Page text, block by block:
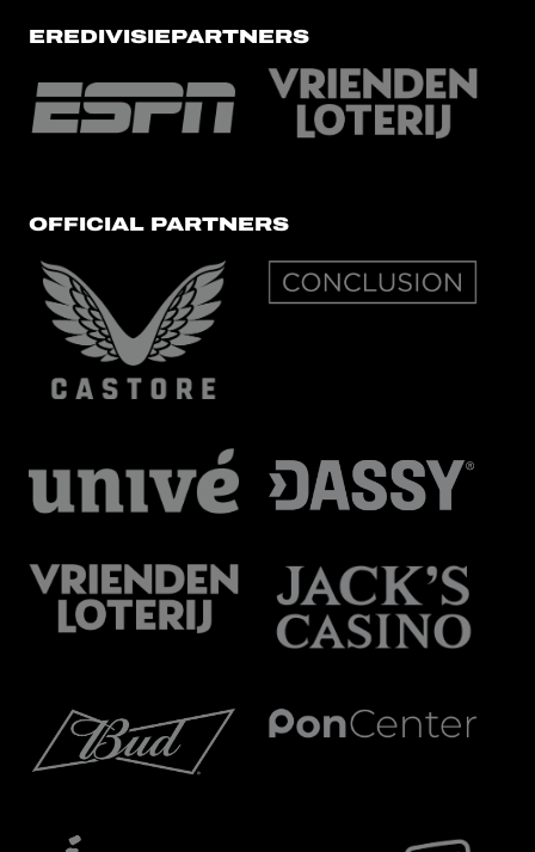
EREDIVISIEPARTNERS
OFFICIAL PARTNERS